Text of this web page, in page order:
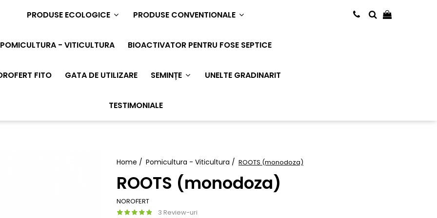
PRODUSE ECOLOGICE PRODUSE CONVENTIONALE
POMICULTURA - VITICULTURA BIOACTIVATOR PENTRU FOSE SEPTICE
FITO GATA DE UTILIZARE SEMINȚE UNELTE GRADINARIT
TESTIMONIALE
Home / Pomicultura - Viticultura / ROOTS (monodoza)
ROOTS (monodoza)
NOROFERT
3 Review-uri